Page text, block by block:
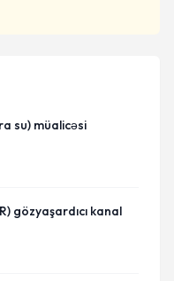
su) müalicəsi
gözyaşardıcı kanal